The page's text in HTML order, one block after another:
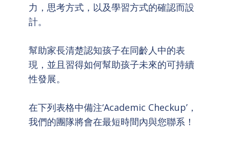
力，思考方式，以及學習方式的確認而設
計。
幫助家長清楚認知孩子在同齡人中的表
現，並且習得如何幫助孩子未來的可持續
性發展。
在下列表格中備注‘Academic Checkup’，
我們的團隊將會在最短時間內與您聯系！